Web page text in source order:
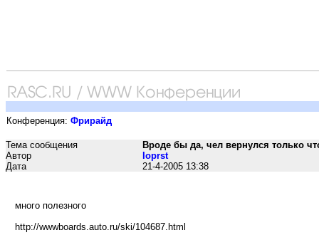
Конференция: Фрирайд
Тема сообщения
Вроде бы да, чел вернулся только
Автор
Ioprst
Дата
21-4-2005 13:38
много полезного
http://wwwboards.auto.ru/ski/104687.html